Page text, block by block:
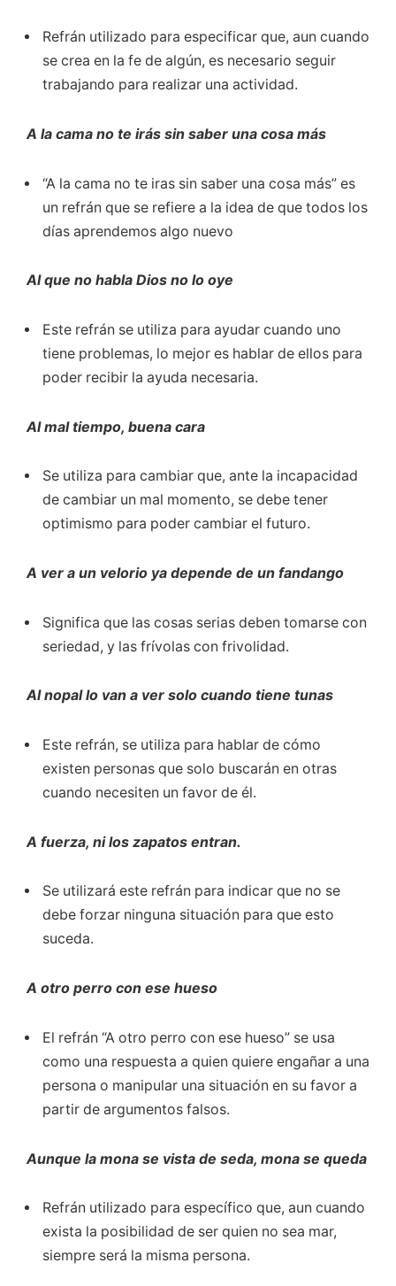
Refrán utilizado para especificar que, aun cuando
se crea en la fe de algún, es necesario seguir
trabajando para realizar una actividad.
A la cama no te irás sin saber una cosa más
“A la cama no te iras sin saber una cosa más” es
un refrán que se refiere a la idea de que todos los
días aprendemos algo nuevo
Al que no habla Dios no lo oye
Este refrán se utiliza para ayudar cuando uno
tiene problemas, lo mejor es hablar de ellos para
poder recibir la ayuda necesaria.
Al mal tiempo, buena cara
Se utiliza para cambiar que, ante la incapacidad
de cambiar un mal momento, se debe tener
optimismo para poder cambiar el futuro.
A ver a un velorio ya depende de un fandango
Significa que las cosas serias deben tomarse con
seriedad, y las frívolas con frivolidad.
Al nopal lo van a ver solo cuando tiene tunas
Este refrán, se utiliza para hablar de cómo
existen personas que solo buscarán en otras
cuando necesiten un favor de él.
A fuerza, ni los zapatos entran.
Se utilizará este refrán para indicar que no se
debe forzar ninguna situación para que esto
suceda.
A otro perro con ese hueso
El refrán “A otro perro con ese hueso” se usa
como una respuesta a quien quiere engañar a una
persona o manipular una situación en su favor a
partir de argumentos falsos.
Aunque la mona se vista de seda, mona se queda
Refrán utilizado para específico que, aun cuando
exista la posibilidad de ser quien no sea mar,
siempre será la misma persona.